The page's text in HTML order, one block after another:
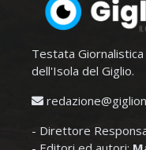
Testata
dell'Isola del Giglio.
- Direttore